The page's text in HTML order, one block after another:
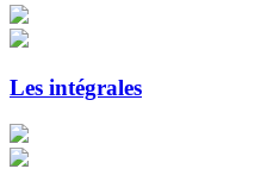
Les intégrales